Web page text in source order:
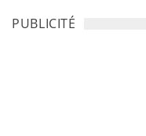
PUBLICITÉ